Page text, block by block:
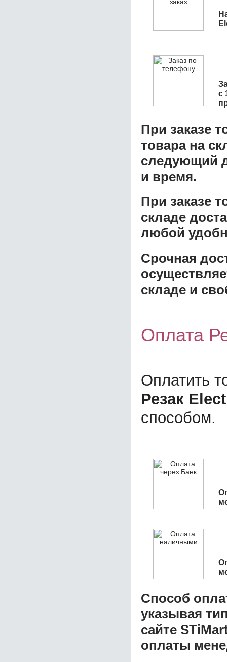
с
При заказе
товара на
следующий
и время.
При заказе
складе
любой
Срочная
складе и
Оплата
Оплатить
Резак
способом.
Способ
указывая
сайте
оплаты